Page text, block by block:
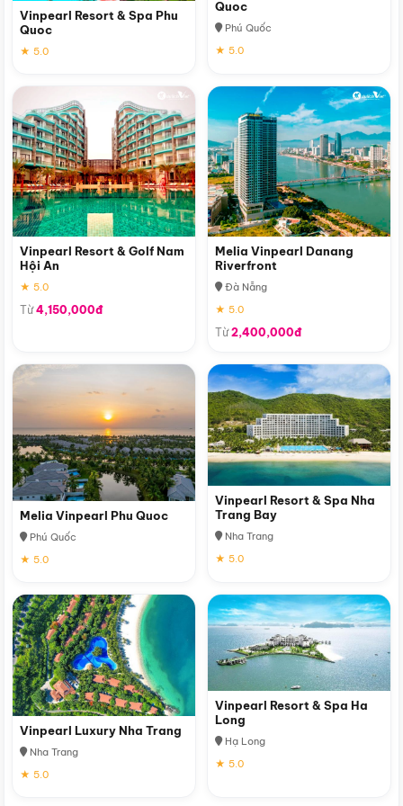
Vinpearl Resort & Spa Phu
Quoc
★ 5.0
Quoc
Phú Quốc
★ 5.0
Vinpearl Resort & Golf Nam
Hội An
★ 5.0
Từ4,150,000đ
Melia Vinpearl Danang
Riverfront
Đà Nẵng
★ 5.0
Từ2,400,000đ
Melia Vinpearl Phu Quoc
Phú Quốc
★ 5.0
Vinpearl Resort & Spa Nha
Trang Bay
Nha Trang
★ 5.0
Vinpearl Luxury Nha Trang
Nha Trang
★ 5.0
Vinpearl Resort & Spa Ha
Long
Hạ Long
★ 5.0